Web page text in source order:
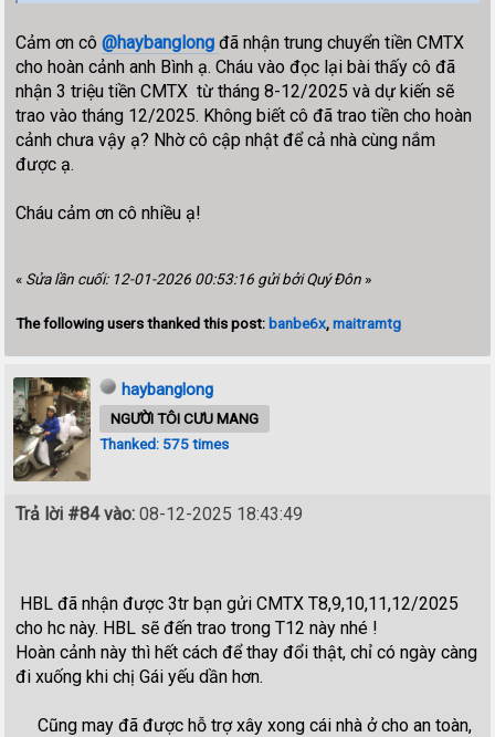
Cảm ơn cô@haybanglongđã nhận trung chuyển tiền CMTX
cho hoàn cảnh anh Bình ạ. Cháu vào đọc lại bài thấy cô đã
nhận 3 triệu tiền CMTX từ tháng 8-12/2025 và dự kiến sẽ
trao vào tháng 12/2025. Không biết cô đã trao tiền cho hoàn
cảnh chưa vậy ạ? Nhờ cô cập nhật để cả nhà cùng nắm
được ạ.
Cháu cảm ơn cô nhiều ạ!
« Sửa lần cuối: 12-01-2026 00:53:16 gửi bởi Quý Đôn »
The following users thanked this post: banbe6x,maitramtg
haybanglong
NGƯỜI TÔI CƯU MANG
Thanked: 575 times
Trả lời #84 vào: 08-12-2025 18:43:49
HBL đã nhận được 3tr bạn gửi CMTX T8,9,10,11,12/2025
cho hc này. HBL sẽ đến trao trong T12 này nhé !
Hoàn cảnh này thì hết cách để thay đổi thật, chỉ có ngày càng
đi xuống khi chị Gái yếu dần hơn.
Cũng may đã được hỗ trợ xây xong cái nhà ở cho an toàn,